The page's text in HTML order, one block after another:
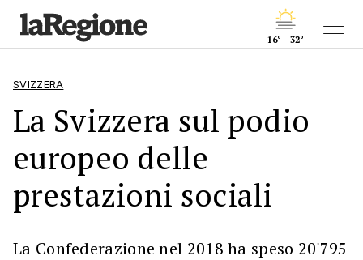
16° - 32°
SVIZZERA
La Svizzera sul podio
europeo delle
prestazioni sociali
La Confederazione nel 2018 ha speso 20'795